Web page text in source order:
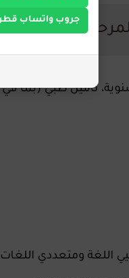
تأمين طبي (بما في
اللغة ومتعددي
جروب واتساب قطر 2